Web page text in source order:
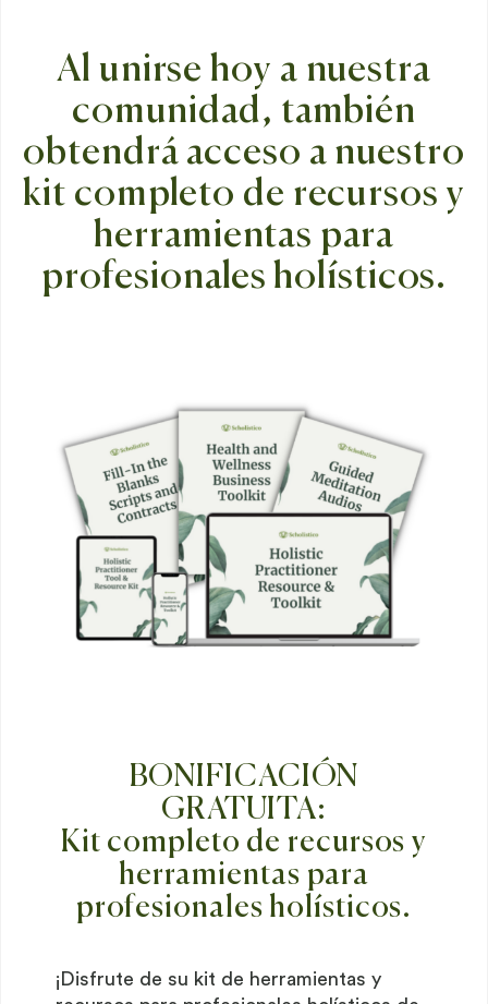
Al unirse hoy a nuestra
comunidad, también
obtendrá acceso a nuestro
kit completo de recursos y
herramientas para
profesionales holísticos.
BONIFICACIÓN
GRATUITA:
Kit completo de recursos y
herramientas para
profesionales holísticos.
¡Disfrute de su kit de herramientas y